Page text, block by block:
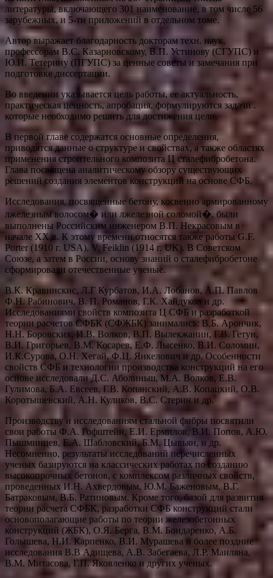
литературы, включающего 301 наименование, в том числе 56
зарубежных, и 5-ти приложений в отдельном томе.
Автор выражает благодарность докторам техн. наук,
профессорам В.С. Казарновскому, В.П. Устинову (СГУПС) и
Ю.И. Тетерину (ПГУПС) за ценные советы и замечания при
подготовке диссертации.
Во введении указывается цель работы, ее актуальность,
практическая ценность, апробация, формулируются задачи .
которые необходимо решить для достижения цели.
В первой главе содержатся основные определения,
приводятся данные о структуре и свойствах, а также областях
применения строительного композита Ц сталефибробетона.
Глава посвящена аналитическому обзору существующих
решений создания элементов конструкций на основе СФБ.
Исследования, посвященные бетону, косвенно армированному
лжелезным волосом� или лжелезной соломой�, были
выполнены Российским инженером В.П. Некрасовым в
начале XX в. К этому времени относятся также работы G.F.
Porter (1910 г. USA), V. Feiklin (1914 г. UK). В Советском
Союзе, а затем в России, основу знаний о сталефибробетоне
сформировали отечественные ученые.
В.К. Кравинскис, Л.Г Курбатов, И.А. Лобанов, А.П. Павлов
Ф.Н. Рабинович, В. П. Романов, Г.К. Хайдуков и др.
Исследованиями свойств композита Ц СФБ и разработкой
теории расчетов СФБК (СФЖБК) занимались: В.Б. Арончик,
Н.Н. Боровских, И.В. Волков, В.П. Вылекжанин, Г.В. Гетун,
В.И. Григорьев, В.М. Косарев, Е.Ф. Лысенко, В.И. Соломин,
И.К.Сурова, О.Н. Хегай, Ф.Ц. Янкелович и др. Особенности
свойств СФБ и технологии производства конструкций на его
основе исследовали Д.С. Аболиньш, М.А. Волков, Е.В.
Гулимова, Б.А. Евсеев, Г.В. Копанский, А.В. Копацкий, О.В.
Коротышевский, А.Н. Куликов, В.С. Стерин и др.
Производству и исследованиям стальной фибры посвятили
свои работы Ф.А. Гофштейн, Е.И. Ермилов, В.И. Попов, А.Ю.
Пышминцев, Е.А. Шабловский, Б.М. Цывьян, и др.
Несомненно, результаты исследований перечисленных
ученых базируются на классических работах по созданию
высокопрочных бетонов, с комплексом различных свойств,
проведенных И.Н. Ахвердовым, Ю.М. Баженовым, В.Г.
Батраковым, В.Б. Ратиновым. Кроме того, базой для развития
теории расчета СФБК, разработки СФБ конструкций стали
основополагающие работы по теории железобетонных
конструкций (ЖБК), О.Я. Берга, В.М. Бондаренко, А.Б.
Голышева, Н.И. Карпенко, В.И. Мурашева и более поздние
исследования В.В Адищева, А.В. Забегаева, Л.Р. Маиляна,
В.М. Митасова, Г.П. Яковленко и других ученых.